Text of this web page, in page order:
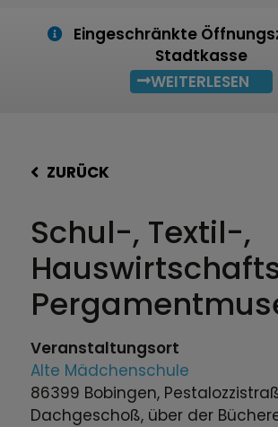
Eingeschränkte
Stadtkasse
WEITERLESEN
ZURÜCK
Schul-, Textil-,
Veranstaltungsort
Alte Mädchenschule
86399 Bobingen,
Dachgeschoß, über der